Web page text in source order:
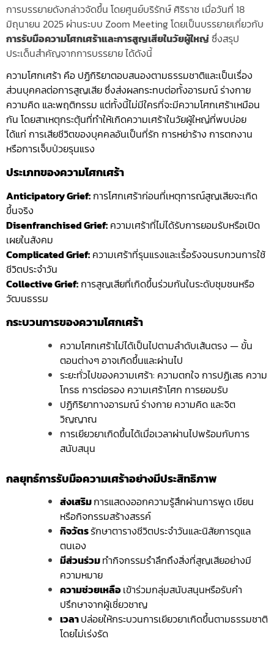
การบรรยายดังกล่าวจัดขึ้น โดยศูนย์บริรักษ์ ศิริราช เมื่อวันที่ 18
มิถุนายน 2025 ผ่านระบบ Zoom Meeting โดยเป็นบรรยายเกี่ยวกับ
การรับมือความโศกเศร้าและการสูญเสียในวัยผู้ใหญ่ซึ่งสรุป
ประเด็นสำคัญจากการบรรยาย ได้ดังนี้
ความโศกเศร้า คือ ปฏิกิริยาตอบสนองตามธรรมชาติและเป็นเรื่อง
ส่วนบุคคลต่อการสูญเสีย ซึ่งส่งผลกระทบต่อทั้งอารมณ์ ร่างกาย
ความคิด และพฤติกรรม แต่ทั้งนี้ไม่มีใครที่จะมีความโศกเศร้าเหมือน
กัน โดยสาเหตุกระตุ้นที่ทำให้เกิดความเศร้าในวัยผู้ใหญ่ที่พบบ่อย
ได้แก่ การเสียชีวิตของบุคคลอันเป็นที่รัก การหย่าร้าง การตกงาน
หรือการเจ็บป่วยรุนแรง
ประเภทของความโศกเศร้า
Anticipatory Grief:การโศกเศร้าก่อนที่เหตุการณ์สูญเสียจะเกิด
ขึ้นจริง
Disenfranchised Grief: ความเศร้าที่ไม่ได้รับการยอมรับหรือเปิด
เผยในสังคม
Complicated Grief: ความเศร้าที่รุนแรงและเรื้อรังจนรบกวนการใช้
ชีวิตประจำวัน
Collective Grief:การสูญเสียที่เกิดขึ้นร่วมกันในระดับชุมชนหรือ
วัฒนธรรม
กระบวนการของความโศกเศร้า
ความโศกเศร้าไม่ได้เป็นไปตามลำดับเส้นตรง — ขั้น
ตอนต่างๆ อาจเกิดขึ้นและผ่านไป
ระยะทั่วไปของความเศร้า: ความตกใจ การปฏิเสธ ความ
โกรธ การต่อรอง ความเศร้าโศก การยอมรับ
ปฏิกิริยาทางอารมณ์ ร่างกาย ความคิด และจิต
วิญญาณ
การเยียวยาเกิดขึ้นได้เมื่อเวลาผ่านไปพร้อมกับการ
สนับสนุน
กลยุทธ์การรับมือความเศร้าอย่างมีประสิทธิภาพ
ส่งเสริมการแสดงออกความรู้สึกผ่านการพูด เขียน
หรือกิจกรรมสร้างสรรค์
กิจวัตรรักษาตารางชีวิตประจำวันและนิสัยการดูแล
ตนเอง
มีส่วนร่วมทำกิจกรรมรำลึกถึงสิ่งที่สูญเสียอย่างมี
ความหมาย
ความช่วยเหลือเข้าร่วมกลุ่มสนับสนุนหรือรับคำ
ปรึกษาจากผู้เชี่ยวชาญ
เวลาปล่อยให้กระบวนการเยียวยาเกิดขึ้นตามธรรมชาติ
โดยไม่เร่งรัด